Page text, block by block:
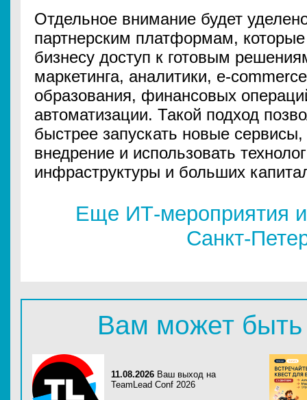
Отдельное внимание будет
партнерским платформам,
бизнесу доступ к готовым
маркетинга, аналитики, e-
образования, финансовых
автоматизации. Такой подход
быстрее запускать новые
внедрение и использовать
инфраструктуры и больших
Еще ИТ-мероприятия
Санкт-
Вам может быть
11.08.2026 Ваш выход на
TeamLead Conf 2026